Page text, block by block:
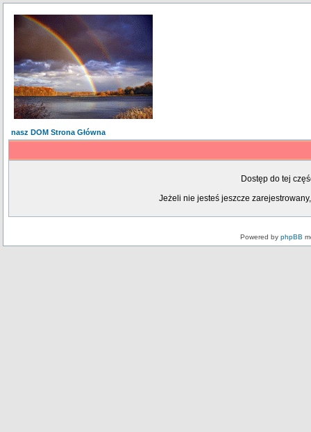
nasz DOM Strona Główna
Dostęp do tej
Jeżeli nie jesteś jeszcze
Powered by phpBB